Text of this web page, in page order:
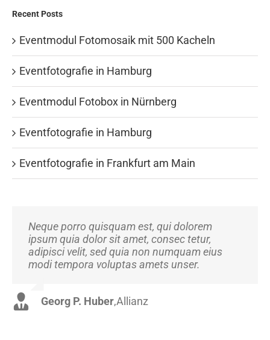
Recent Posts
Eventmodul Fotomosaik mit 500 Kacheln
Eventfotografie in Hamburg
Eventmodul Fotobox in Nürnberg
Eventfotografie in Hamburg
Eventfotografie in Frankfurt am Main
Neque porro quisquam est, qui dolorem
ipsum quia dolor sit amet, consec tetur,
adipisci velit, sed quia non numquam eius
modi tempora voluptas amets unser.
Georg P. Huber,Allianz
Aliquam erat volutpat. Quisque at est id ligula
facilisis laoreet eget pulvinar nibh.
Suspendisse at ultrices dui. Curabitur ac felis
arcu sadips ipsums fugiats nemis.
Luke Beck,Theme Fusion